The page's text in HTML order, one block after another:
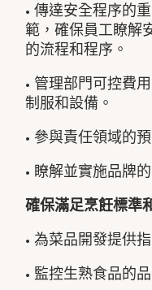
• 傳達安全程序的
範，確保員工瞭解
的流程和程序。
• 管理部門可控費
制服和設備。
• 參與責任領域的
• 瞭解並實施品牌
確保滿足烹飪標準
• 為菜品開發提供指
• 監控生熟食品的